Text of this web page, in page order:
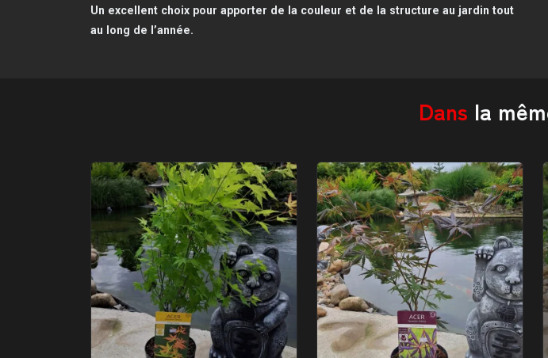
Un excellent choix pour apporter de la couleur et de la structure au jardin tout
au long de l’année.
Dans la